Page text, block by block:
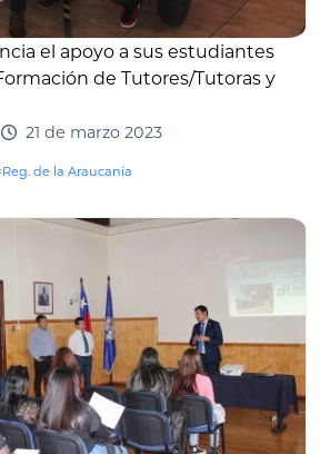
el apoyo a sus estudiantes
de Tutores/Tutoras y
21 de marzo 2023
de la Araucanía